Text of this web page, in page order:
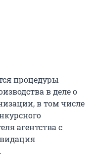
процедуры
в деле о
в том числе
агентства с